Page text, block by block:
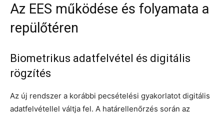
Az EES működése és folyamata a
repülőtéren
Biometrikus adatfelvétel és digitális
rögzítés
Az új rendszer a korábbi pecsételési gyakorlatot digitális
adatfelvétellel váltja fel. A határellenőrzés során az